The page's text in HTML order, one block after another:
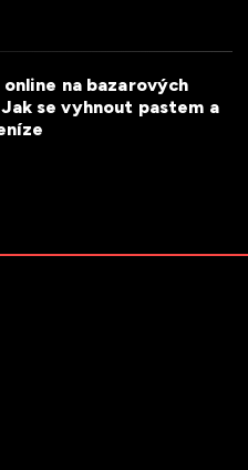
online na bazarových
se vyhnout pastem a